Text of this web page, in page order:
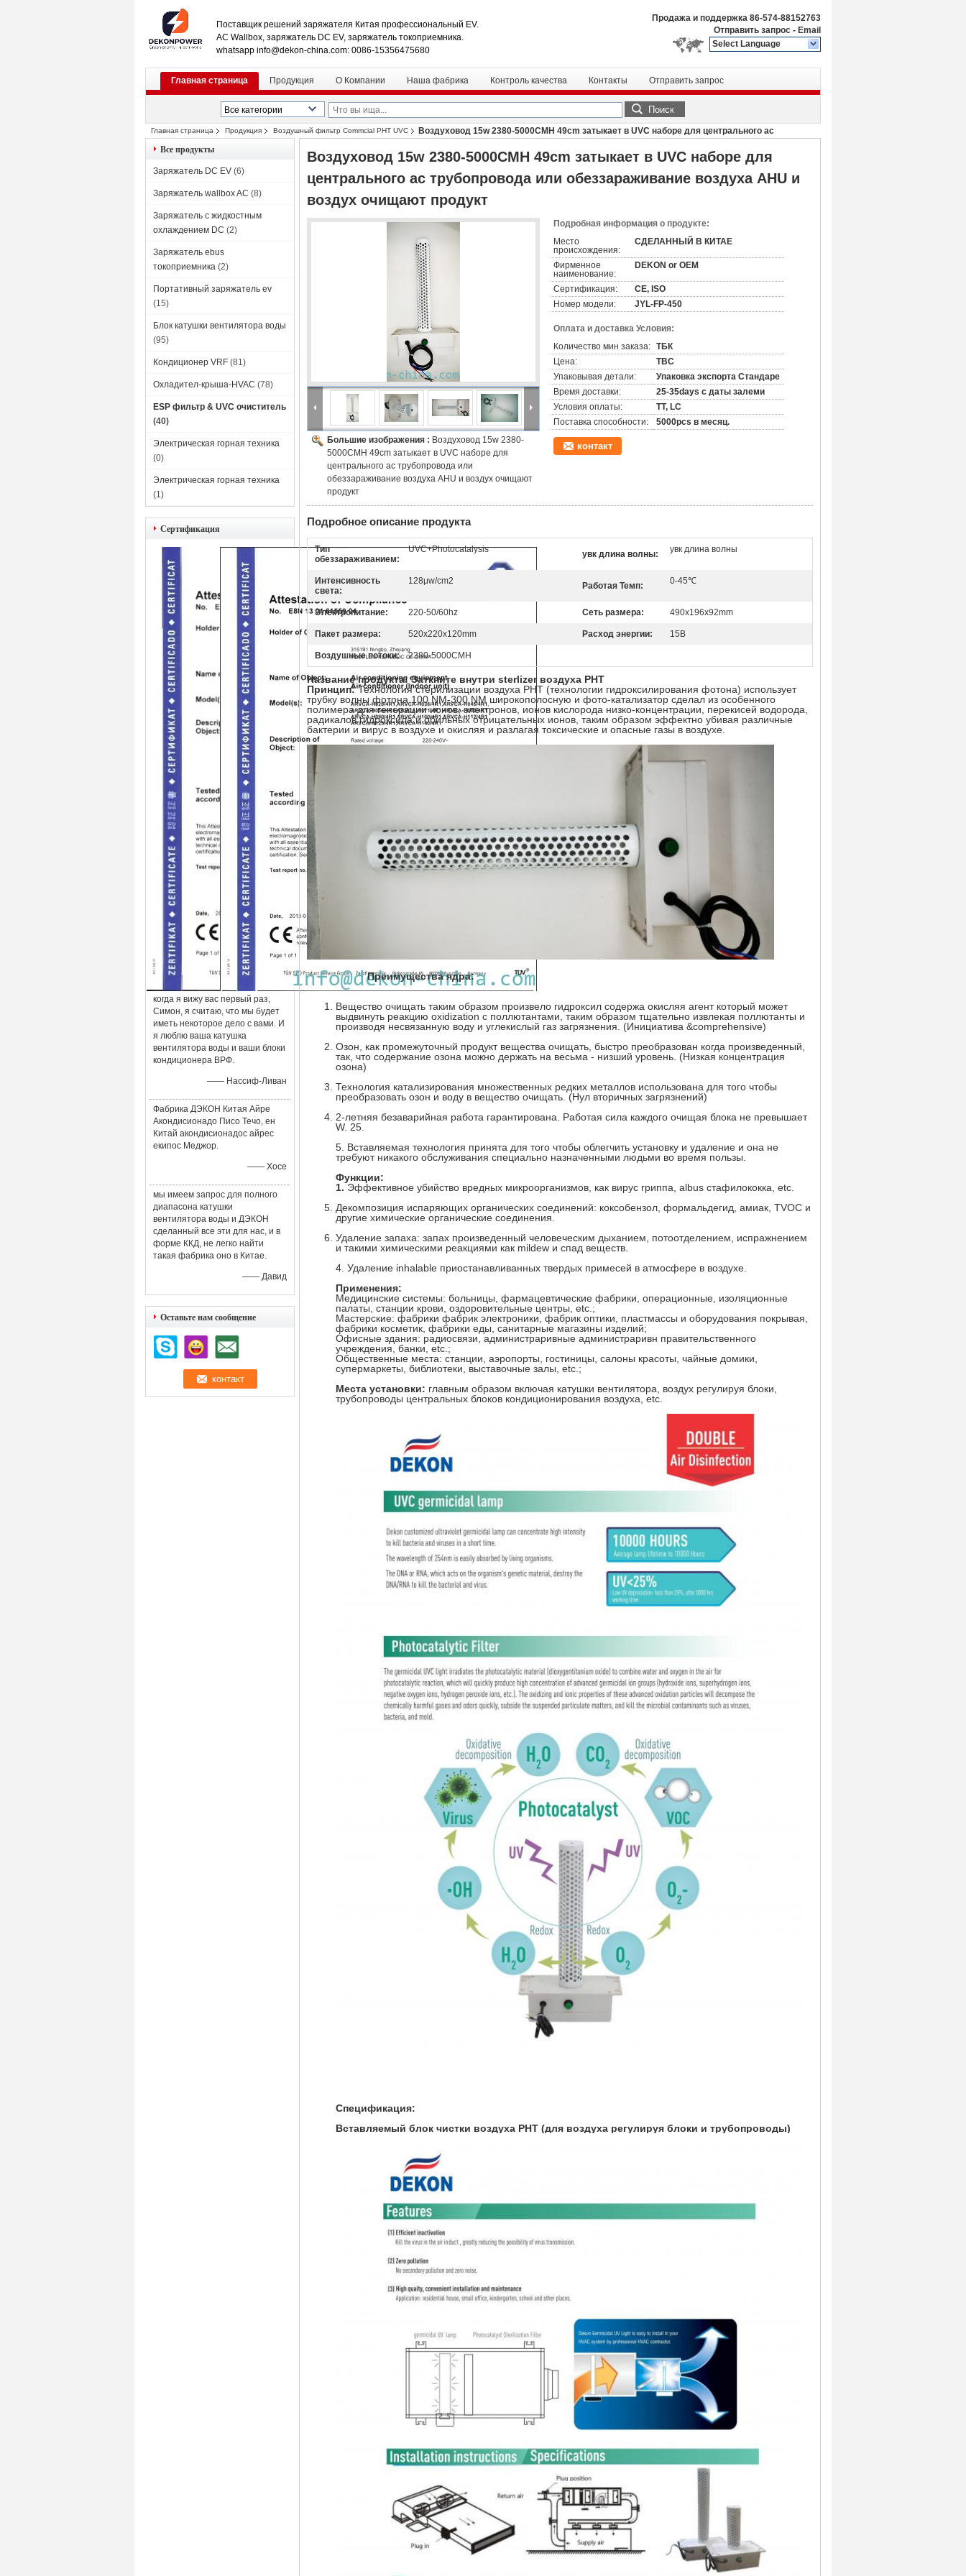
Поставщик решений заряжателя Китая профессиональный EV.
AC Wallbox, заряжатель DC EV, заряжатель токоприемника.
whatsapp info@dekon-china.com: 0086-15356475680
Продажа и поддержка 86-574-88152763
Отправить запрос - Email
Select Language
Главная страница Продукция О Компании Наша фабрика Контроль качества Контакты Отправить запрос
Поиск
Главная страница Продукция Воздушный фильтр Commcial PHT UVC
Воздуховод 15w 2380-5000CMH 49cm затыкает в UVC наборе для центрального ac
трубопровода или обеззараживание воздуха AHU и воздух очищают продукт
Все продукты
Заряжатель DC EV (6)
Заряжатель wallbox AC (8)
Заряжатель с жидкостным
охлаждением DC (2)
Заряжатель ebus
токоприемника (2)
Портативный заряжатель ev
(15)
Блок катушки вентилятора воды
(95)
Кондиционер VRF (81)
Охладител-крыша-HVAC (78)
ESP фильтр & UVC очиститель
(40)
Электрическая горная техника
(0)
Электрическая горная техника
(1)
Сертификация
когда я вижу вас первый раз,
Симон, я считаю, что мы будет
иметь некоторое дело с вами. И
я люблю ваша катушка
вентилятора воды и ваши блоки
кондиционера ВРФ.
—— Нассиф-Ливан
Фабрика ДЭКОН Китая Айре
Акондисионадо Писо Течо, ен
Китай акондисионадос айрес
екипос Меджор.
—— Хосе
мы имеем запрос для полного
диапасона катушки
вентилятора воды и ДЭКОН
сделанный все эти для нас, и в
форме ККД, не легко найти
такая фабрика оно в Китае.
—— Давид
Оставьте нам сообщение
Воздуховод 15w 2380-5000CMH 49cm затыкает в UVC наборе для
центрального ac трубопровода или обеззараживание воздуха AHU и
воздух очищают продукт
Большие изображения : Воздуховод 15w 2380-
5000CMH 49cm затыкает в UVC наборе для
центрального ac трубопровода или
обеззараживание воздуха AHU и воздух очищают
продукт
Подробная информация о продукте:
Место
происхождения:
СДЕЛАННЫЙ В КИТАЕ
Фирменное
наименование:
DEKON or OEM
Сертификация:
CE, ISO
Номер модели:
JYL-FP-450
Оплата и доставка Условия:
Количество мин заказа: ТБК
Цена:
TBC
Упаковывая детали:
Упаковка экспорта Стандаре
Время доставки:
25-35days с даты залеми
Условия оплаты:
TT, LC
Поставка способности:
5000pcs в месяц.
контакт
Подробное описание продукта
Тип
обеззараживанием:
UVC+Photocatalysis увк длина волны: увк длина волны
Интенсивность
света:
128μw/cm2 Работая Темп: 0-45℃
Электропитание: 220-50/60hz Сеть размера: 490x196x92mm
Пакет размера: 520x220x120mm Расход энергии: 15В
Воздушные потоки: 2380-5000CMH
Название продукта: Заткните внутри sterlizer воздуха PHT
Принцип:Технология стерилизации воздуха PHT (технологии гидроксилирования фотона) использует
трубку волны фотона 100 NM-300 NM широкополосную и фото-катализатор сделал из особенного
полимера для генерации ионов, электронов, ионов кислорода низко-концентрации, перекисей водорода,
радикалов гидроксила и обильных отрицательных ионов, таким образом эффектно убивая различные
бактерии и вирус в воздухе и окисляя и разлагая токсические и опасные газы в воздухе.
Преимущества ядра:
Вещество очищать таким образом произвело гидроксил содержа окисляя агент который может
выдвинуть реакцию oxidization с поллютантами, таким образом тщательно извлекая поллютанты и
производя несвязанную воду и углекислый газ загрязнения. (Инициатива &comprehensive)
Озон, как промежуточный продукт вещества очищать, быстро преобразован когда произведенный,
так, что содержание озона можно держать на весьма - низший уровень. (Низкая концентрация
озона)
Технология катализирования множественных редких металлов использована для того чтобы
преобразовать озон и воду в вещество очищать. (Нул вторичных загрязнений)
2-летняя безаварийная работа гарантирована. Работая сила каждого очищая блока не превышает
W. 25.
5. Вставляемая технология принята для того чтобы облегчить установку и удаление и она не
требуют никакого обслуживания специально назначенными людьми во время пользы.
Функции:
1. Эффективное убийство вредных микроорганизмов, как вирус гриппа, albus стафилококка, etc.
Декомпозиция испаряющих органических соединений: коксобензол, формальдегид, амиак, TVOC и
другие химические органические соединения.
Удаление запаха: запах произведенный человеческим дыханием, потоотделением, испражнением
и такими химическими реакциями как mildew и спад веществ.
4. Удаление inhalable приостанавливанных твердых примесей в атмосфере в воздухе.
Применения:
Медицинские системы: больницы, фармацевтические фабрики, операционные, изоляционные
палаты, станции крови, оздоровительные центры, etc.;
Мастерские: фабрики фабрик электроники, фабрик оптики, пластмассы и оборудования покрывая,
фабрики косметик, фабрики еды, санитарные магазины изделий;
Офисные здания: радиосвязи, администраривные администраривн правительственного
учреждения, банки, etc.;
Общественные места: станции, аэропорты, гостиницы, салоны красоты, чайные домики,
супермаркеты, библиотеки, выставочные залы, etc.;
Места установки: главным образом включая катушки вентилятора, воздух регулируя блоки,
трубопроводы центральных блоков кондиционирования воздуха, etc.
Спецификация:
Вставляемый блок чистки воздуха PHT (для воздуха регулируя блоки и трубопроводы)